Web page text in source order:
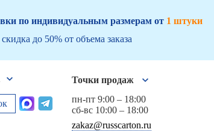
по индивидуальным размерам от 1 штуки
до 50% от объема заказа
Точки продаж
пн-пт 9:00 – 18:00
сб-вс 10:00 – 18:00
zakaz@russcarton.ru